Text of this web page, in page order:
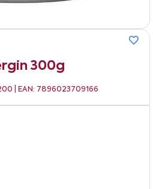
300g
| EAN: 7896023709166